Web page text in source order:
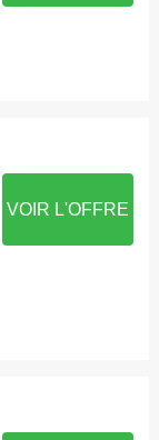
VOIR L'OFFRE